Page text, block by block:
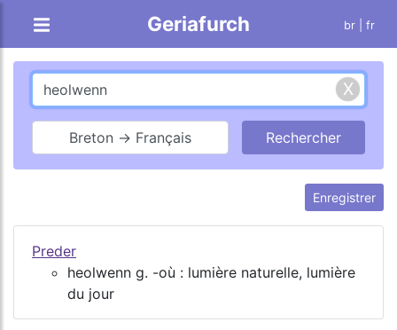
Geriafurch br | fr
Breton → Français
Enregistrer
Preder
heolwenn g. -où : lumière naturelle, lumière
du jour